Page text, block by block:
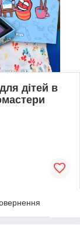
дітей в